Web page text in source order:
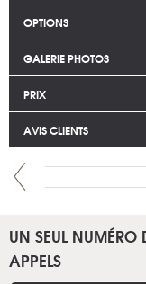
OPTIONS
GALERIE PHOTOS
PRIX
AVIS CLIENTS
UN SEUL NUMÉRO
APPELS